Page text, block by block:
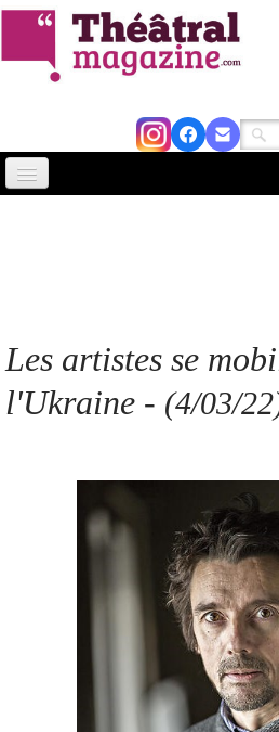
Se connecter
Les artistes se
l'Ukraine - (4/03/